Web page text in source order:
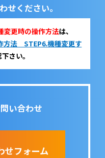
せください。
変更時の操作方法は、
方法 STEP6.機種変更す
さい。
い合わせ
せフォーム